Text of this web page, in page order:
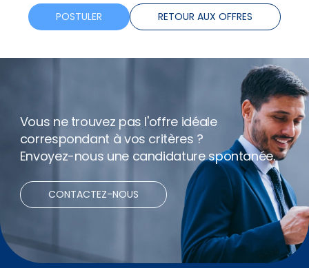
Bonus
POSTULER RETOUR AUX OFFRES
Vous ne trouvez pas l'offre idéale
correspondant à vos critères ?
Envoyez-nous une candidature spontanée.
CONTACTEZ-NOUS